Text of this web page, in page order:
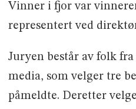
Vinner i fjor var
representert ved
Juryen består av folk
media, som velger tre
påmeldte. Deretter